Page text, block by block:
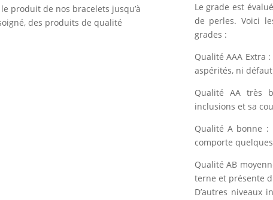
produit de nos bracelets jusqu’à
des produits de qualité
Le grade est
de perles. Voici
grades :
Qualité AAA Extra
aspérités, ni
Qualité AA très
inclusions et sa
Qualité A bonne :
comporte
Qualité AB
terne et présente
D’autres niveaux